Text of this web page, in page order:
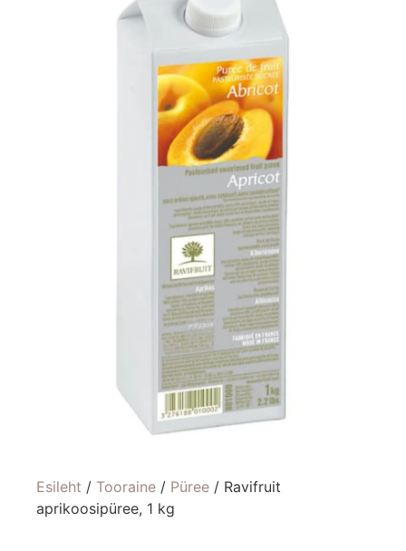
Esileht / Tooraine / Püree / Ravifruit
aprikoosipüree, 1 kg